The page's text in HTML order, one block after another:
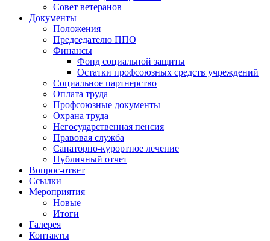
Совет ветеранов
Документы
Положения
Председателю ППО
Финансы
Фонд социальной защиты
Остатки профсоюзных средств учреждений
Социальное партнерство
Оплата труда
Профсоюзные документы
Охрана труда
Негосударственная пенсия
Правовая служба
Санаторно-курортное лечение
Публичный отчет
Вопрос-ответ
Ссылки
Мероприятия
Новые
Итоги
Галерея
Контакты